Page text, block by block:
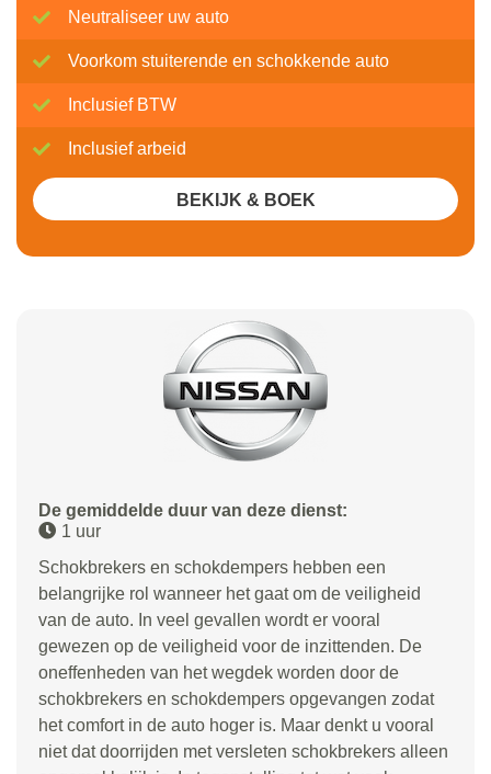
De gemiddelde duur van deze dienst:
1 uur
Schokbrekers en schokdempers hebben een
belangrijke rol wanneer het gaat om de veiligheid
van de auto. In veel gevallen wordt er vooral
gewezen op de veiligheid voor de inzittenden. De
oneffenheden van het wegdek worden door de
schokbrekers en schokdempers opgevangen zodat
het comfort in de auto hoger is. Maar denkt u vooral
niet dat doorrijden met versleten schokbrekers alleen
Neutraliseer uw auto
Voorkom stuiterende en schokkende auto
Inclusief BTW
Inclusief arbeid
BEKIJK & BOEK